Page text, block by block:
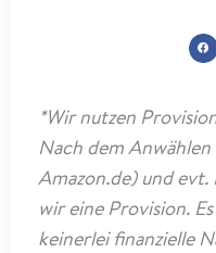
*Wir nutzen
Nach dem Anwählen
Amazon.de) und
wir eine Provision.
keinerlei finanzielle